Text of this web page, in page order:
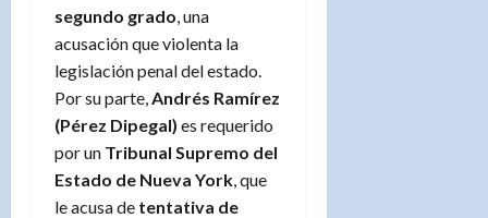
segundo grado , una
acusación que violenta la
legislación penal del estado.
Por su parte, Andrés Ramírez
(Pérez Dipegal) es requerido
por un Tribunal Supremo del
Estado de Nueva York , que
le acusa de tentativa de